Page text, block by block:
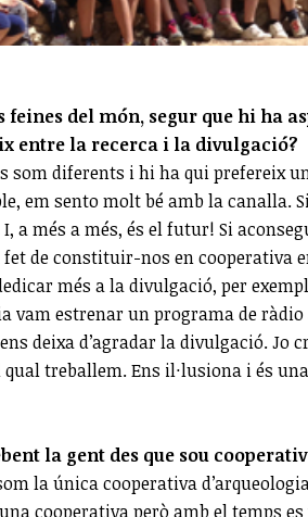
feines del món, segur que hi ha
entre la recerca i la divulgació?
som diferents i hi ha qui prefereix
em sento molt bé amb la canalla.
a més a més, és el futur! Si
de constituir-nos en cooperativa
més a la divulgació, per
vam estrenar un programa de ràdio
deixa d’agradar la divulgació. Jo
treballem. Ens il·lusiona i és
la gent des que sou
la única cooperativa
cooperativa però amb el temps